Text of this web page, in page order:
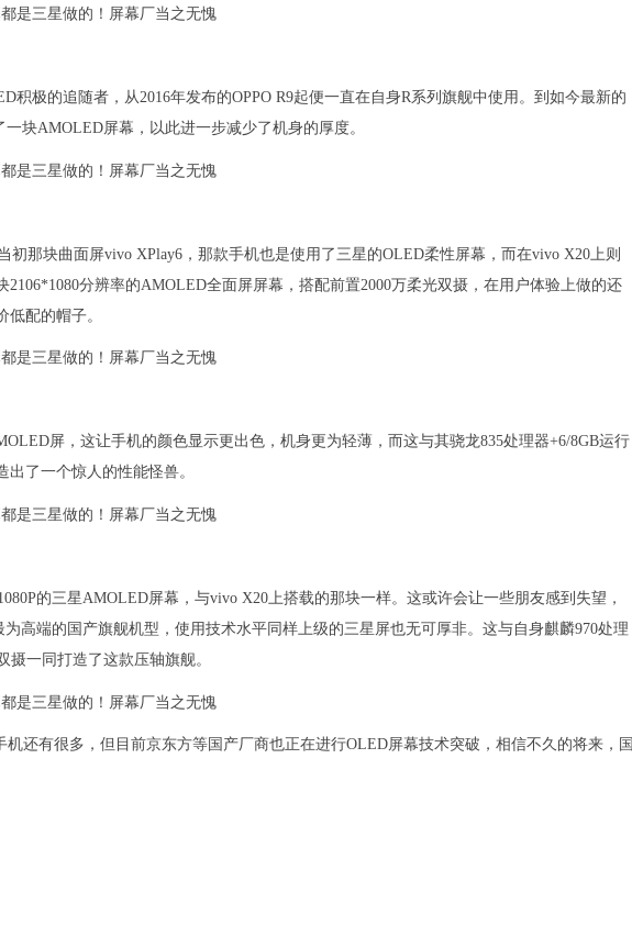
积极的追随者，从2016年发布的OPPO R9起便一直在自身R系列旗舰中使用。到如今最新的
一块AMOLED屏幕，以此进一步减少了机身的厚度。
初那块曲面屏vivo XPlay6，那款手机也是使用了三星的OLED柔性屏幕，而在vivo X20上则
2106*1080分辨率的AMOLED全面屏屏幕，搭配前置2000万柔光双摄，在用户体验上做的还
配的帽子。
屏，这让手机的颜色显示更出色，机身更为轻薄，而这与其骁龙835处理器+6/8GB运行
了一个惊人的性能怪兽。
的三星AMOLED屏幕，与vivo X20上搭载的那块一样。这或许会让一些朋友感到失望，
为高端的国产旗舰机型，使用技术水平同样上级的三星屏也无可厚非。这与自身麒麟970处理
一同打造了这款压轴旗舰。
机还有很多，但目前京东方等国产厂商也正在进行OLED屏幕技术突破，相信不久的将来，国